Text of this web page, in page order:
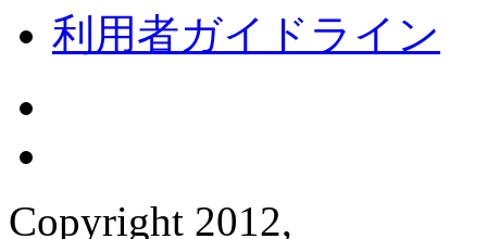
利用者ガイドライン
Copyright 2012,